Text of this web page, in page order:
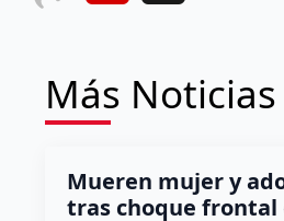
Más Noticias
Mueren mujer y
tras choque frontal